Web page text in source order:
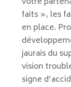
faits », les
en place.
jaurais du
vision
signe